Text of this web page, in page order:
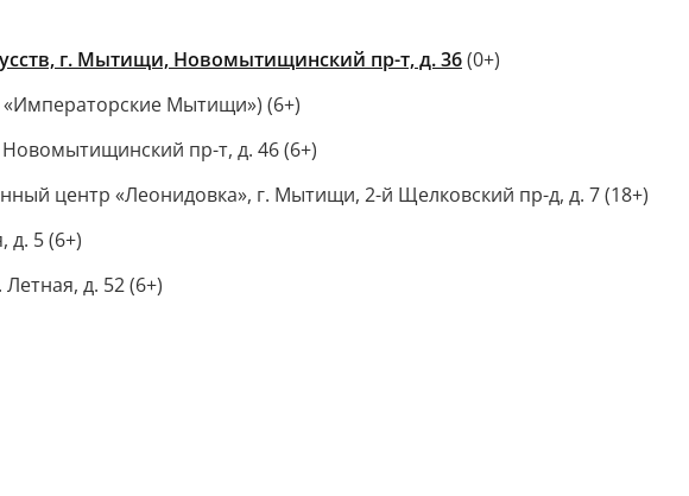
г. Мытищи, Новомытищинский пр-т, д. 36(0+)
«Императорские Мытищи») (6+)
пр-т, д. 46 (6+)
центр «Леонидовка», г. Мытищи, 2-й Щелковский пр-д, д. 7 (18+)
5 (6+)
д. 52 (6+)